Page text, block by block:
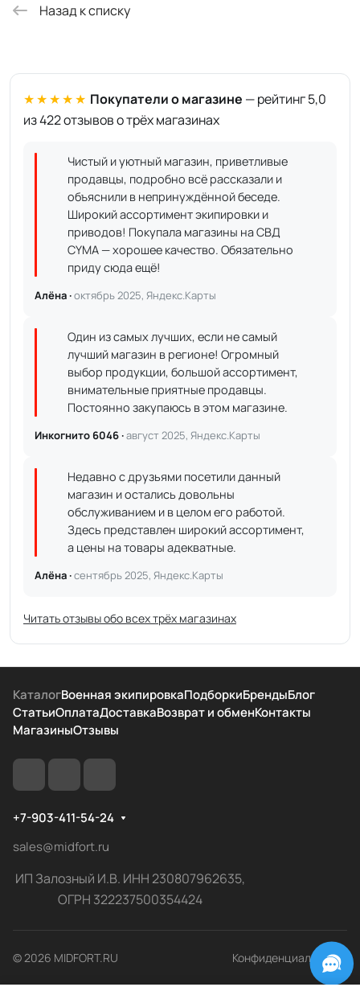
Назад к списку
★★★★★ Покупатели о магазине — рейтинг 5,0
из 422 отзывов о трёх магазинах
Чистый и уютный магазин, приветливые
продавцы, подробно всё рассказали и
объяснили в непринуждённой беседе.
Широкий ассортимент экипировки и
приводов! Покупала магазины на СВД
CYMA — хорошее качество. Обязательно
приду сюда ещё!
Алёна ·октябрь 2025, Яндекс.Карты
Один из самых лучших, если не самый
лучший магазин в регионе! Огромный
выбор продукции, большой ассортимент,
внимательные приятные продавцы.
Постоянно закупаюсь в этом магазине.
Инкогнито 6046 ·август 2025, Яндекс.Карты
Недавно с друзьями посетили данный
магазин и остались довольны
обслуживанием и в целом его работой.
Здесь представлен широкий ассортимент,
а цены на товары адекватные.
Алёна ·сентябрь 2025, Яндекс.Карты
Читать отзывы обо всех трёх магазинах
КаталогВоенная экипировкаПодборкиБрендыБлог
СтатьиОплатаДоставкаВозврат и обменКонтакты
МагазиныОтзывы
+7-903-411-54-24
sales@midfort.ru
ИП Залозный И.В. ИНН 230807962635,
ОГРН 322237500354424
© 2026 MIDFORT.RU Конфиденциальность